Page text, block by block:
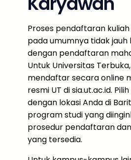
Proses pendaftaran
pada umumnya tidak
dengan pendaftaran
Untuk Universitas
mendaftar secara online
resmi UT di sia.ut.ac.id.
dengan lokasi Anda di
program studi yang
prosedur pendaftaran
yang tersedia.